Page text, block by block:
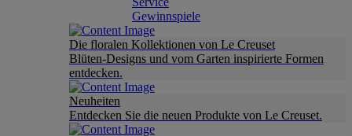
Gewinnspiele
Die floralen Kollektionen von Le Creuset
Blüten-Designs und vom Garten inspirierte Formen
entdecken.
Neuheiten
Entdecken Sie die neuen Produkte von Le Creuset.